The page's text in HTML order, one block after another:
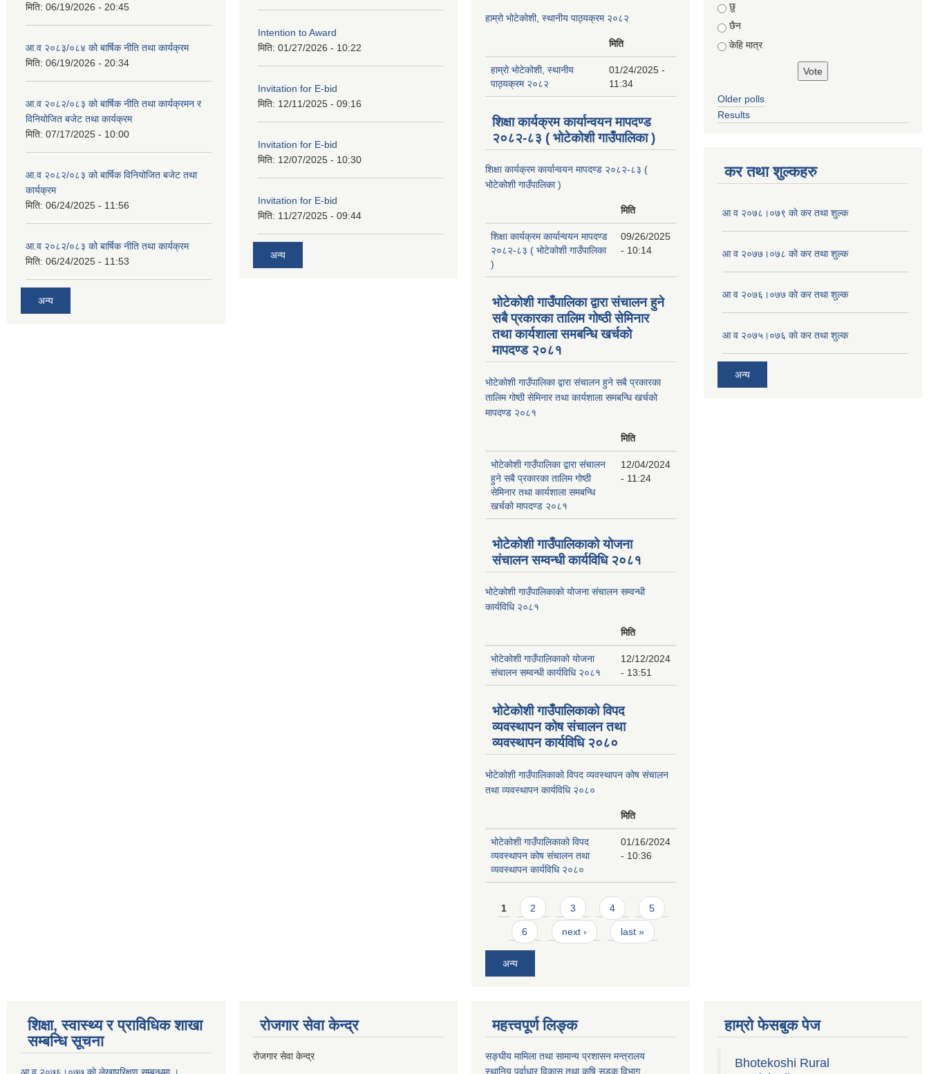
मिति: 06/19/2026 - 20:45
आ.व २०८३/०८४ को बार्षिक नीति तथा कार्यक्रम
मिति: 06/19/2026 - 20:34
आ.व २०८२/०८३ को बार्षिक नीति तथा कार्यक्रमन र
विनियोजित बजेट तथा कार्यक्रम
मिति: 07/17/2025 - 10:00
आ.व २०८२/०८३ को बार्षिक विनियोजित बजेट तथा
कार्यक्रम
मिति: 06/24/2025 - 11:56
आ.व २०८२/०८३ को बार्षिक नीति तथा कार्यक्रम
मिति: 06/24/2025 - 11:53
अन्य
Intention to Award
मिति: 01/27/2026 - 10:22
Invitation for E-bid
मिति: 12/11/2025 - 09:16
Invitation for E-bid
मिति: 12/07/2025 - 10:30
Invitation for E-bid
मिति: 11/27/2025 - 09:44
अन्य
हाम्रो भोटेकोशी, स्थानीय पाठ्यक्रम २०८२
मिति
हाम्रो भोटेकोशी, स्थानीय
पाठ्यक्रम २०८२
01/24/2025 -
11:34
शिक्षा कार्यक्रम कार्यान्वयन मापदण्ड
२०८२-८३ ( भोटेकोशी गाउँपालिका )
शिक्षा कार्यक्रम कार्यान्वयन मापदण्ड २०८२-८३ (
भोटेकोशी गाउँपालिका )
मिति
शिक्षा कार्यक्रम कार्यान्वयन मापदण्ड
२०८२-८३ ( भोटेकोशी गाउँपालिका
)
09/26/2025
- 10:14
भोटेकोशी गाउँपालिका द्वारा संचालन हुने
सबै प्रकारका तालिम गोष्ठी सेमिनार
तथा कार्यशाला समबन्धि खर्चको
मापदण्ड २०८१
भोटेकोशी गाउँपालिका द्वारा संचालन हुने सबै प्रकारका
तालिम गोष्ठी सेमिनार तथा कार्यशाला समबन्धि खर्चको
मापदण्ड २०८१
मिति
भोटेकोशी गाउँपालिका द्वारा संचालन
हुने सबै प्रकारका तालिम गोष्ठी
सेमिनार तथा कार्यशाला समबन्धि
खर्चको मापदण्ड २०८१
12/04/2024
- 11:24
भोटेकोशी गाउँपालिकाको योजना
संचालन सम्वन्धी कार्यविधि २०८१
भोटेकोशी गाउँपालिकाको योजना संचालन सम्वन्धी
कार्यविधि २०८१
मिति
भोटेकोशी गाउँपालिकाको योजना
संचालन सम्वन्धी कार्यविधि २०८१
12/12/2024
- 13:51
भोटेकोशी गाउँपालिकाको विपद
व्यवस्थापन कोष संचालन तथा
व्यवस्थापन कार्यविधि २०८०
भोटेकोशी गाउँपालिकाको विपद व्यवस्थापन कोष संचालन
तथा व्यवस्थापन कार्यविधि २०८०
मिति
भोटेकोशी गाउँपालिकाको विपद
व्यवस्थापन कोष संचालन तथा
व्यवस्थापन कार्यविधि २०८०
01/16/2024
- 10:36
Pages
1 2 3 4 5
6 next › last »
अन्य
Choices
छु
छैन
केहि मात्र
Older polls
Results
कर तथा शुल्कहरु
आ व २०७८।०७९ काे कर तथा शुल्क
आ व २०७७।०७८ काे कर तथा शुल्क
आ व २०७६।०७७ काे कर तथा शुल्क
आ व २०७५।०७६ काे कर तथा शुल्क
अन्य
शिक्षा, स्वास्थ्य र प्राविधिक शाखा
सम्बन्धि सूचना
रोजगार सेवा केन्द्र
रोजगार सेवा केन्द्र
महत्त्वपूर्ण लिङ्क
सङ्घीय मामिला तथा सामान्य प्रशासन मन्त्रालय
स्थानिय पूर्वाधार विकास तथा कृषि सडक विभाग
हाम्रो फेसबुक पेज
Bhotekoshi Rural